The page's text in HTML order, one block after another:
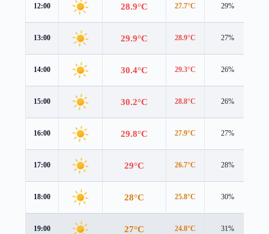
12:00 28.9°C 27.7°C 29%
13:00 29.9°C 28.9°C 27%
14:00 30.4°C 29.3°C 26%
15:00 30.2°C 28.8°C 26%
16:00 29.8°C 27.9°C 27%
17:00 29°C 26.7°C 28%
18:00 28°C 25.8°C 30%
19:00 27°C 24.8°C 31%